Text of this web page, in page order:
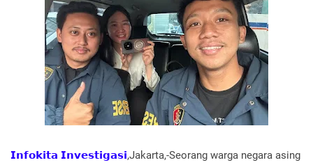
𝗜𝗻𝗳𝗼𝗸𝗶𝘁𝗮 𝗜𝗻𝘃𝗲𝘀𝘁𝗶𝗴𝗮𝘀𝗶,Jakarta,-Seorang warga negara asing